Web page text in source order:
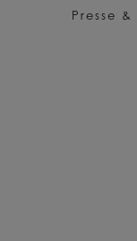
Presse